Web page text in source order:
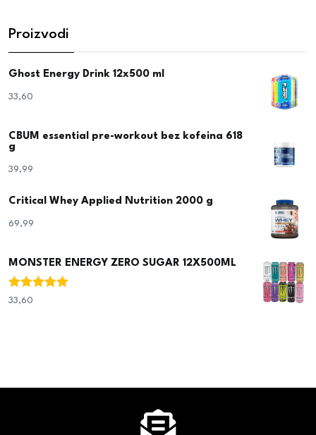
Proizvodi
Ghost Energy Drink 12x500 ml
33,60
CBUM essential pre-workout bez kofeina 618
g
39,99
Critical Whey Applied Nutrition 2000 g
69,99
MONSTER ENERGY ZERO SUGAR 12X500ML
Ocjenjeno
33,60